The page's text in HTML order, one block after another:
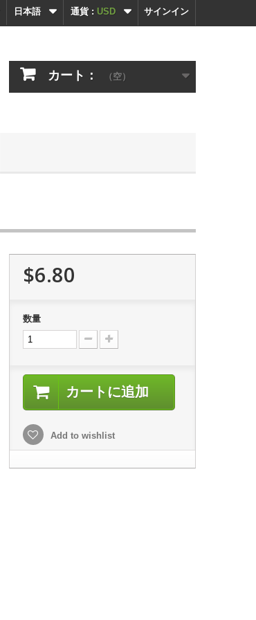
サインイン
通貨 : USD
日本語
カート： （空）
$6.80
数量
カートに追加
Add to wishlist